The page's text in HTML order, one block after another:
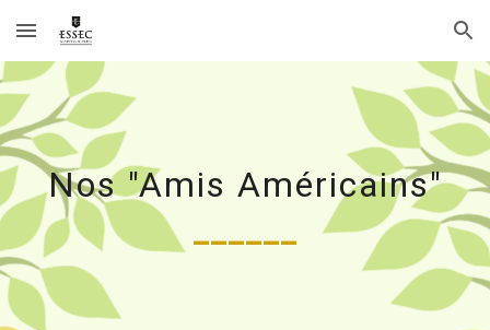
Skip to main content Skip to navigation
Nos "Amis Américains"
______